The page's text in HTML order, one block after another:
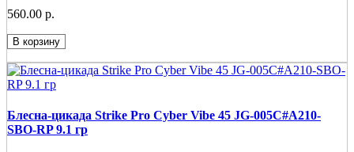
560.00 р.
В корзину
Блесна-цикада Strike Pro Cyber Vibe 45 JG-005C#A210-
SBO-RP 9.1 гр